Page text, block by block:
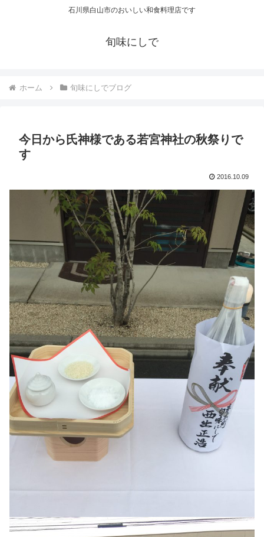
石川県白山市のおいしい和食料理店です
旬味にしで
ホーム 旬味にしでブログ
今日から氏神様である若宮神社の秋祭りで
す
2016.10.09